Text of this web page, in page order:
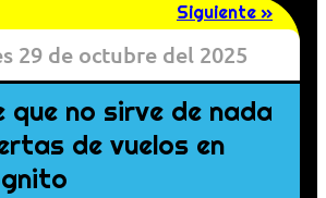
Siguiente »
29 de octubre del 2025
que no sirve de nada
de vuelos en